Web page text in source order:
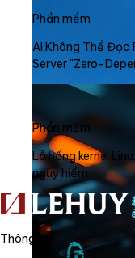
Phần mềm
AI Không Thể Đọc
Server "Zero-
Phần mềm
Lỗ hổng kernel
nguy hiểm
Thông tin